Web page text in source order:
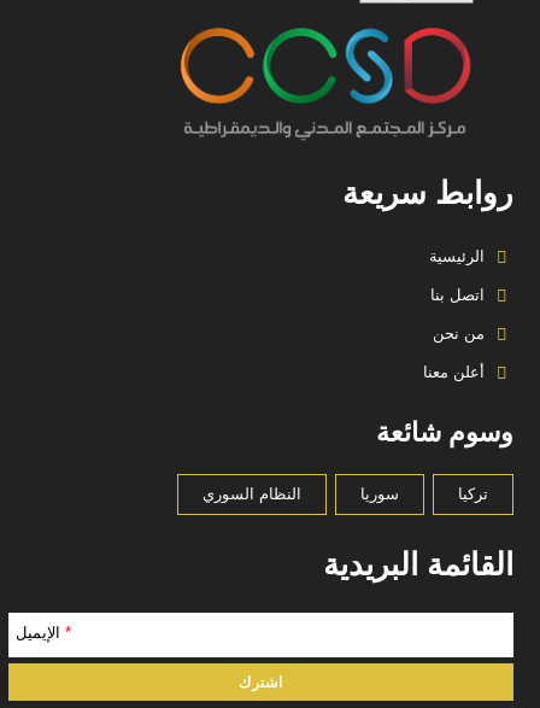
روابط سريعة
الرئيسية
اتصل بنا
من نحن
أعلن معنا
وسوم شائعة
تركيا سوريا النظام السوري
القائمة البريدية
* الإيميل